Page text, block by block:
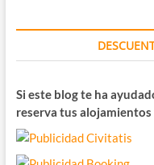
Si este blog te ha
reserva tus